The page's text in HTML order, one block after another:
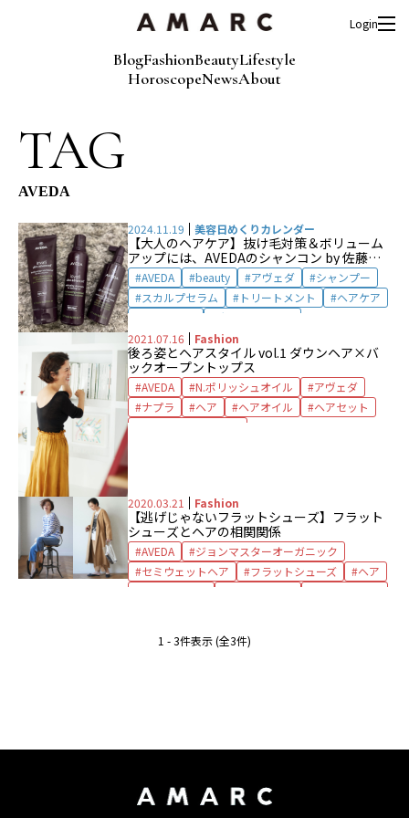
BlogFashionBeautyLifestyle
HoroscopeNewsAbout
Login
TAG
AVEDA
2024.11.19 美容日めくりカレンダー
【大人のヘアケア】抜け毛対策＆ボリューム
アップには、AVEDAのシャンコン by 佐藤エ
イコAVEDA beauty アヴェダ
シャンプー
スカルプセラム
トリートメント
ヘアケア
大人のヘアケア
大人のヘア悩み
2021.07.16 Fashion
後ろ姿とヘアスタイル vol.1 ダウンヘア×バ
ックオープントップス
AVEDA N.ポリッシュオイル
アヴェダ
ナプラ
ヘア ヘアオイル
ヘアセット
2020.03.21 Fashion
【逃げじゃないフラットシューズ】フラット
シューズとヘアの相関関係
AVEDA
ジョンマスターオーガニック
セミウェットヘア
フラットシューズ
ヘア
1 - 3件表示 (全3件)